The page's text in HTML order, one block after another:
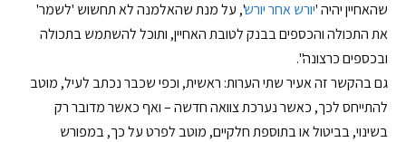
שהאחיין יהיה 'יורש אחר יורש', על מנת שהאלמנה לא תחשוש 'לשמר'
את התכולה והכספים בבנק לטובת האחיין, ותוכל להשתמש בתכולה
ובכספים כרצונה".
גם בהקשר זה אעיר שתי הערות: ראשית, וכפי שכבר נכתב לעיל, מוטב
להתייחס לכך, כאשר נערכת צוואה חדשה – ואף כאשר מדובר רק
בשינוי, בביטול או בתוספת חלקיים, מוטב לפרט על כך, במפורש